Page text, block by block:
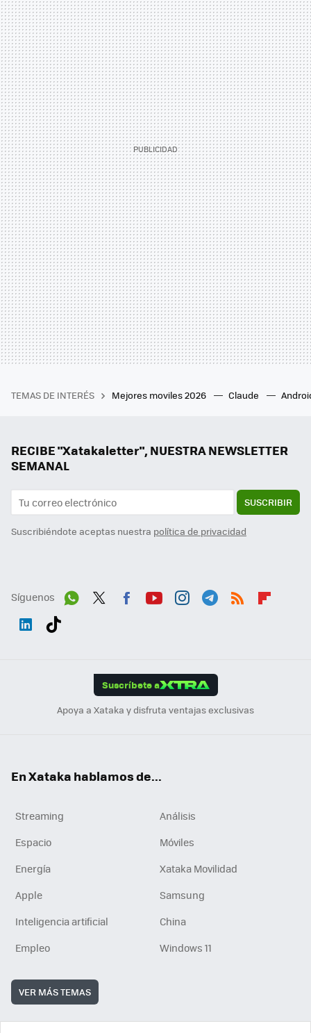
TEMAS DE INTERÉS Mejores moviles 2026 Claude
RECIBE "Xatakaletter", NUESTRA NEWSLETTER
SEMANAL
SUSCRIBIR
Suscribiéndote aceptas nuestra política de privacidad
Síguenos
Suscríbete a
Apoya a Xataka y disfruta ventajas exclusivas
En Xataka hablamos de...
Streaming
Análisis
Espacio
Móviles
Energía
Xataka Movilidad
Apple
Samsung
Inteligencia artificial
China
Empleo
Windows 11
VER MÁS TEMAS